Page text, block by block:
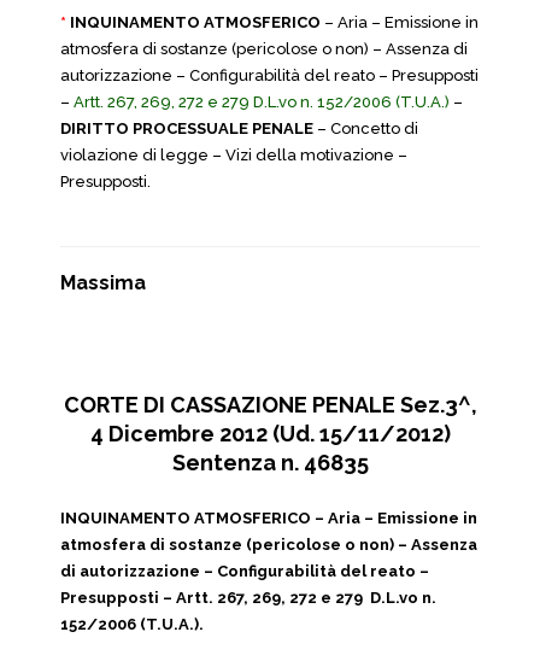
* INQUINAMENTO ATMOSFERICO – Aria – Emissione in
atmosfera di sostanze (pericolose o non) – Assenza di
autorizzazione – Configurabilità del reato – Presupposti
– Artt. 267, 269, 272 e 279 D.L.vo n. 152/2006 (T.U.A.) –
DIRITTO PROCESSUALE PENALE – Concetto di
violazione di legge – Vizi della motivazione –
Presupposti.
Massima
CORTE DI CASSAZIONE PENALE Sez.3^,
4 Dicembre 2012 (Ud. 15/11/2012)
Sentenza n. 46835
INQUINAMENTO ATMOSFERICO – Aria – Emissione in
atmosfera di sostanze (pericolose o non) – Assenza
di autorizzazione – Configurabilità del reato –
Presupposti – Artt. 267, 269, 272 e 279 D.L.vo n.
152/2006 (T.U.A.).